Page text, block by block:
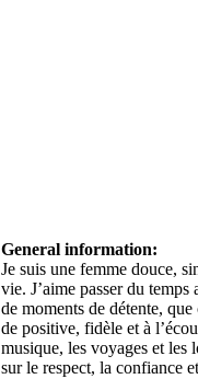
General information:
Je suis une femme douce,
vie. J’aime passer du
de moments de détente,
de positive, fidèle et à
musique, les voyages et les
sur le respect, la confiance